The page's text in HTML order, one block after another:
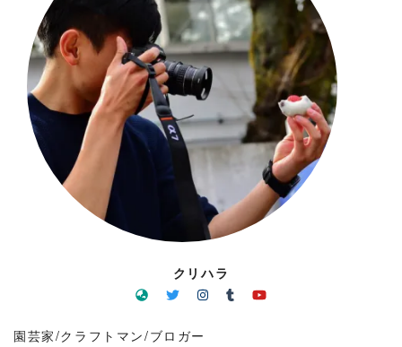
クリハラ
園芸家/クラフトマン/ブロガー